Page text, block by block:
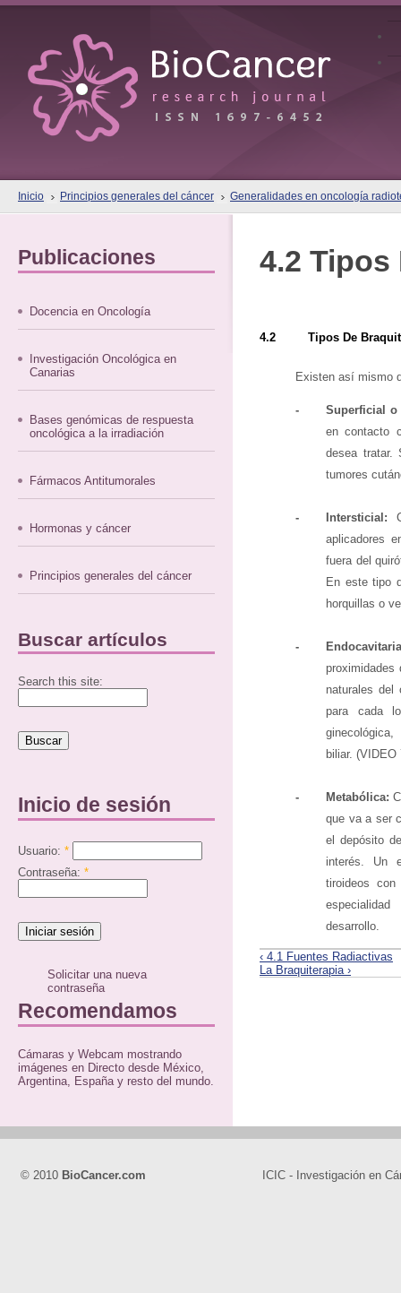
Inicio Principios generales del cáncer Generalidades en oncología
Publicaciones
Docencia en Oncología
Investigación Oncológica en
Canarias
Bases genómicas de respuesta
oncológica a la irradiación
Fármacos Antitumorales
Hormonas y cáncer
Principios generales del cáncer
Buscar artículos
Search this site:
Inicio de sesión
Usuario: *
Contraseña: *
Solicitar una nueva
contraseña
Recomendamos
Cámaras y Webcam mostrando
imágenes en Directo desde México,
Argentina, España y resto del mundo.
4.2 Tipos
4.2 Tipos De
Existen así mismo
-
Superficial o
en contacto
desea tratar.
tumores
- Intersticial:
aplicadores
fuera del
En este tipo
horquillas o
-
proximidades
naturales del
para cada
biliar. (VIDEO
- Metabólica:
que va a ser
el depósito
interés. Un
tiroideos
desarrollo.
‹ 4.1 Fuentes Radiactivas
La Braquiterapia ›
© 2010 BioCancer.com ICIC - Investigación en